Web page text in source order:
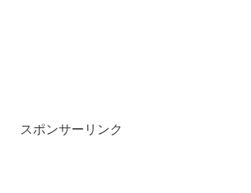
スポンサーリンク